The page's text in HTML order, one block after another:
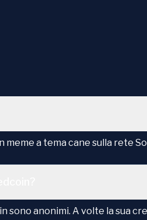
meme a tema cane sulla rete
sono anonimi. A volte la sua